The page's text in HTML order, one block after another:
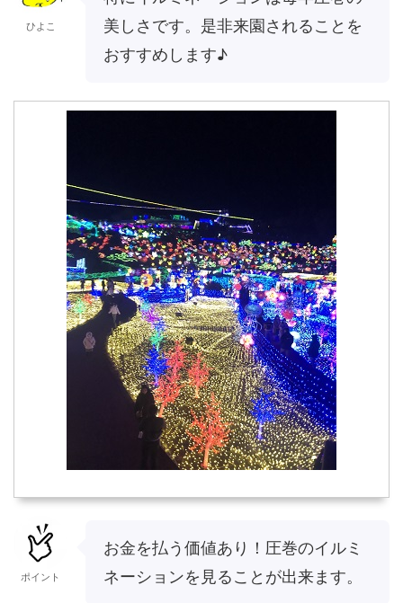
ひよこ
美しさです。是非来園されることを
おすすめします♪
ポイント
お金を払う価値あり！圧巻のイルミ
ネーションを見ることが出来ます。